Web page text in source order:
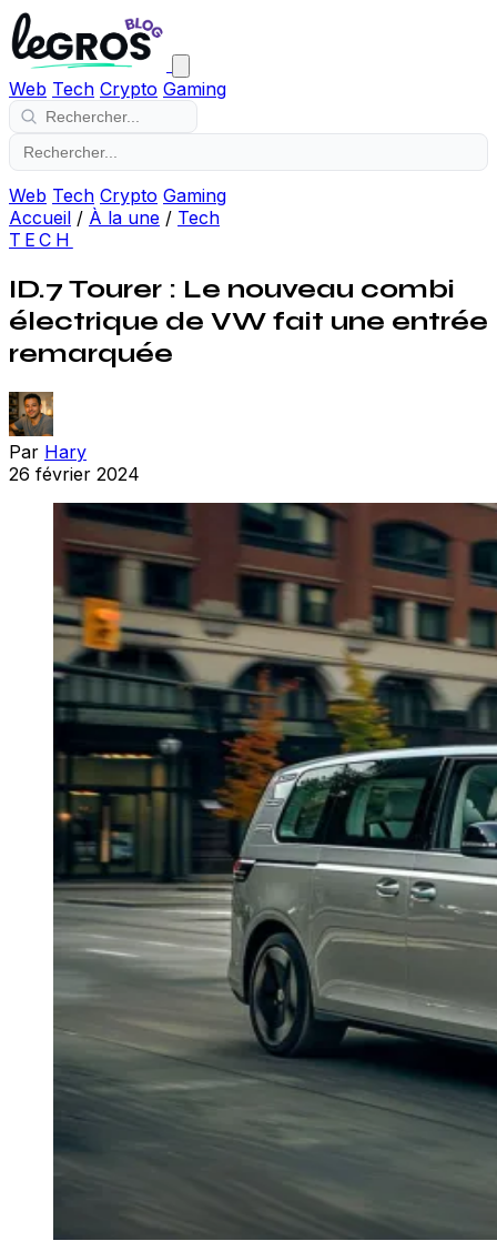
Web Tech Crypto Gaming
Web Tech Crypto Gaming
Accueil / À la une / Tech
TECH
ID.7 Tourer : Le nouveau combi
électrique de VW fait une entrée
remarquée
Par Hary
26 février 2024